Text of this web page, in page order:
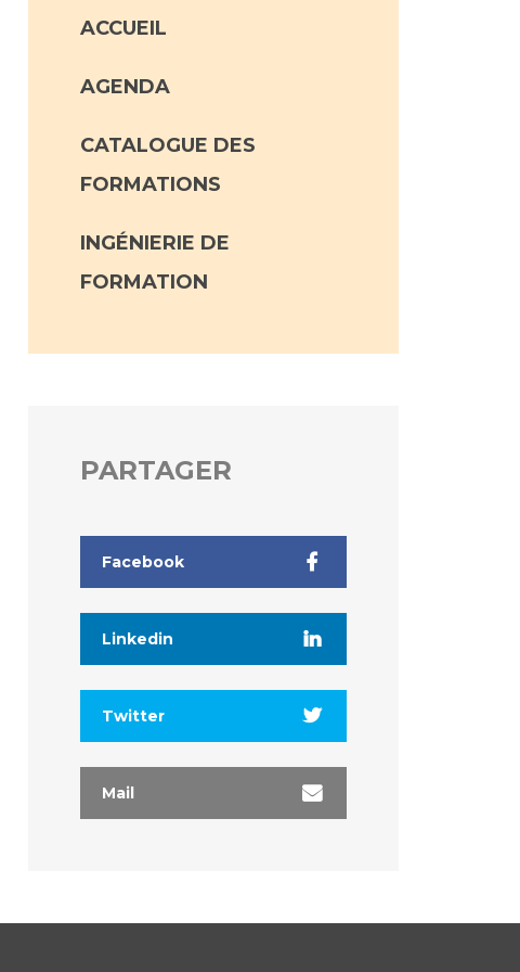
ACCUEIL
AGENDA
CATALOGUE DES
FORMATIONS
INGÉNIERIE DE
FORMATION
PARTAGER
Facebook
Linkedin
Twitter
Mail